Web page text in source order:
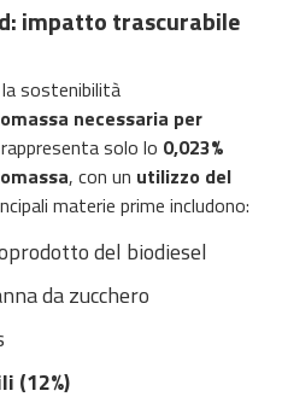
impatto trascurabile
sostenibilità
necessaria per
rappresenta solo lo 0,023%
, con un utilizzo del
materie prime includono:
del biodiesel
da zucchero
(12%)